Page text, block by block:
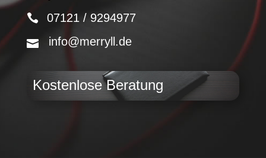
07121 / 9294977
info@merryll.de
Kostenlose Beratung